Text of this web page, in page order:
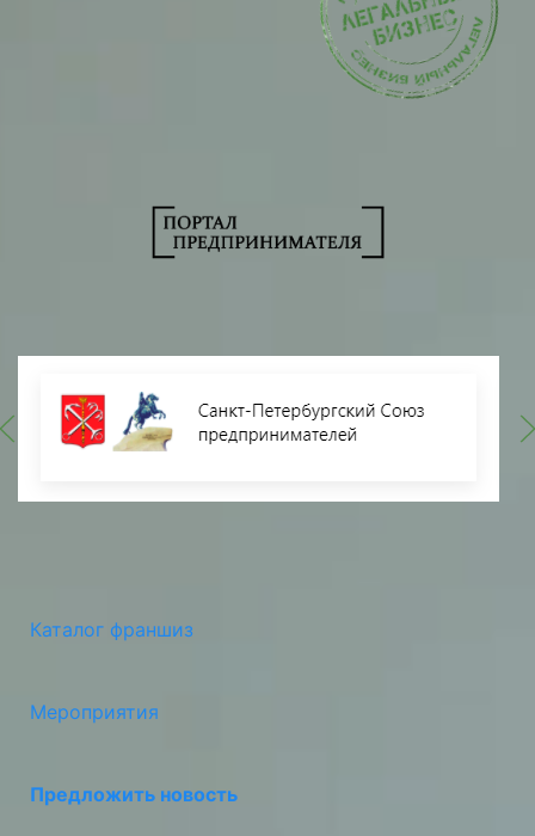
Каталог франшиз
Мероприятия
Предложить новость